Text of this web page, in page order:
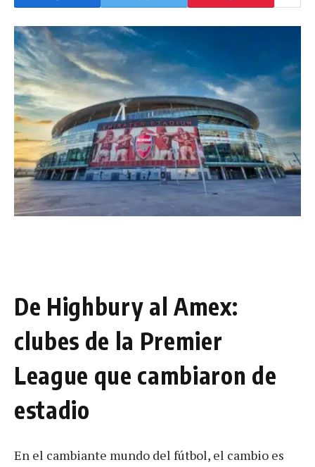
De Highbury al Amex:
clubes de la Premier
League que cambiaron de
estadio
En el cambiante mundo del fútbol, el cambio es